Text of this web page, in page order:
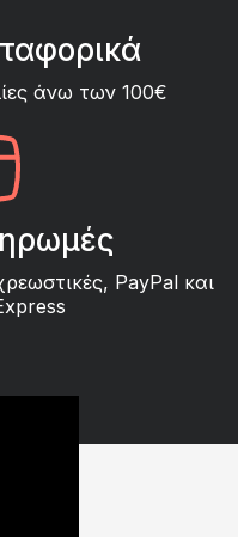
άνω των 100€
PayPal και